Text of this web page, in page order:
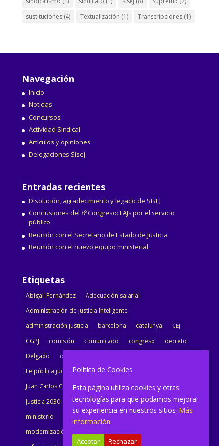
sustituciones(4) Textualización (1) Transcripciones(1)
Navegación
Inicio
Noticias
Concursos
Actividad Sindical
Artículos y opiniones
Delegaciones Sisej
Entradas recientes
Disolución, agradecimiento y legado de SISEJ
Conclusiones del 8º Congreso: LAJs por el servicio
público
Reunión con el Secretario de Estado de Justicia
Reunión con el nuevo equipo ministerial.
Etiquetas
Abigail Fernández
Adecuación salarial
Administración de Justicia Inteligente
administración justicia
barcelona catalunya
CEJ
CGPJ
comisión comunicado congreso
decreto
Delgado
dimisión
Fe pública judicial
Formación
gobierno
Juan Carlos Campo
Jurisprudencia
justicia
Justicia 2030
LAJ letrados
Marta Urbano
ministerio
Ministra Justicia
modernización
Política de Cookies
Esta página utiliza cookies y otras
tecnologías para que podamos mejorar
su experiencia en nuestros sitios: Más
información.
Aceptar Rechazar